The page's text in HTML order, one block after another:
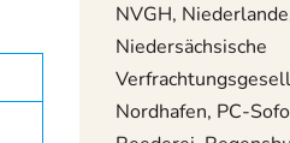
NVGH,
Niedersächsische
Nordhafen, PC-